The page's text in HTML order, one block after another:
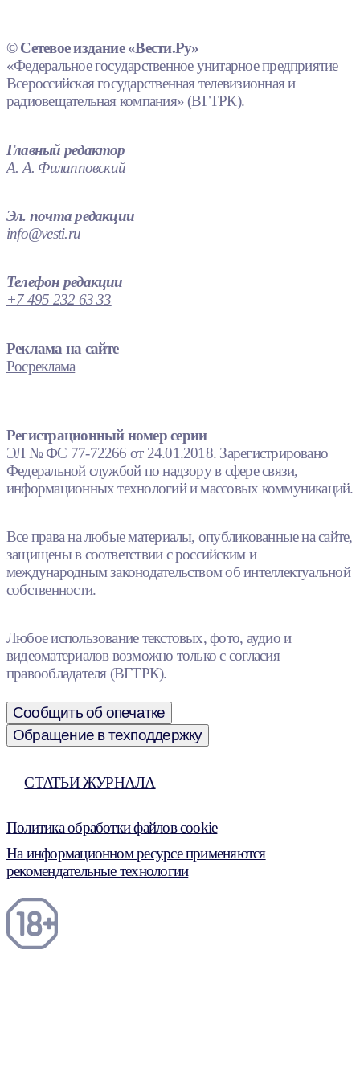
© Сетевое издание «Вести.Ру»
«Федеральное государственное унитарное предприятие
Всероссийская государственная телевизионная и
радиовещательная компания» (ВГТРК).
Главный редактор
А. А. Филипповский
Эл. почта редакции
info@vesti.ru
Телефон редакции
+7 495 232 63 33
Реклама на сайте
Росреклама
Регистрационный номер серии
ЭЛ № ФС 77-72266 от 24.01.2018. Зарегистрировано
Федеральной службой по надзору в сфере связи,
информационных технологий и массовых коммуникаций.
Все права на любые материалы, опубликованные на сайте,
защищены в соответствии с российским и
международным законодательством об интеллектуальной
собственности.
Любое использование текстовых, фото, аудио и
видеоматериалов возможно только с согласия
правообладателя (ВГТРК).
Сообщить об опечатке
Обращение в техподдержку
СТАТЬИ ЖУРНАЛА
Политика обработки файлов cookie
На информационном ресурсе применяются
рекомендательные технологии